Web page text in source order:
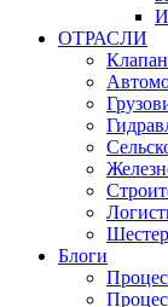
ОТРАСЛИ
Блоги